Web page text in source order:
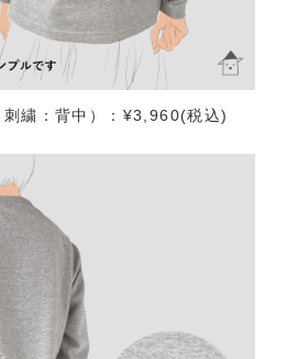
刺繍：背中）：¥3,960(税込)